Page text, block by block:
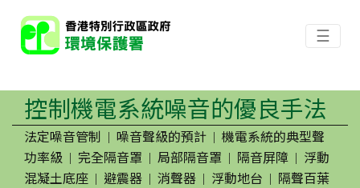
☰
控制機電系統噪音的優良手法
法定噪音管制 | 噪音聲級的預計 | 機電系統的典型聲
功率級 | 完全隔音罩 | 局部隔音罩 | 隔音屏障 | 浮動
混凝土底座 | 避震器 | 消聲器 | 浮動地台 | 隔聲百葉